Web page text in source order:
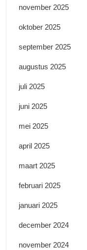
november 2025
oktober 2025
september 2025
augustus 2025
juli 2025
juni 2025
mei 2025
april 2025
maart 2025
februari 2025
januari 2025
december 2024
november 2024